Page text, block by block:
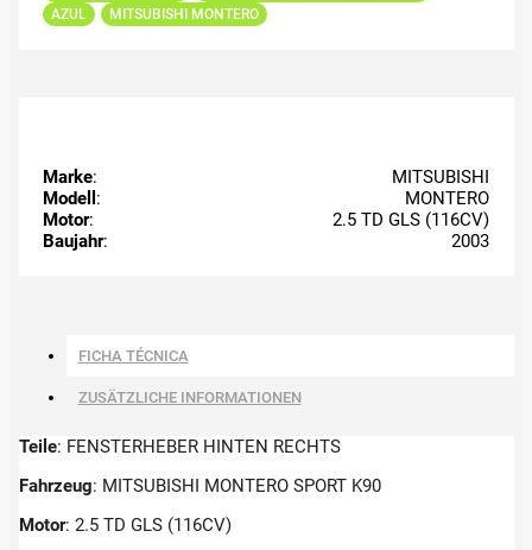
AZUL
MITSUBISHI MONTERO
Marke:
MITSUBISHI
Modell :
MONTERO
Motor:
2.5 TD GLS (116CV)
Baujahr: 2003
FICHA TÉCNICA
ZUSÄTZLICHE INFORMATIONEN
Teile: FENSTERHEBER HINTEN RECHTS
Fahrzeug: MITSUBISHI MONTERO SPORT K90
Motor: 2.5 TD GLS (116CV)